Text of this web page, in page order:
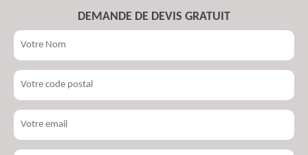
DEMANDE DE DEVIS GRATUIT